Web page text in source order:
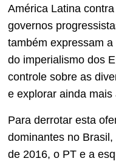
América Latina
governos
também expressam
do imperialismo dos
controle sobre as
e explorar ainda
Para derrotar esta
dominantes no
de 2016, o PT e a